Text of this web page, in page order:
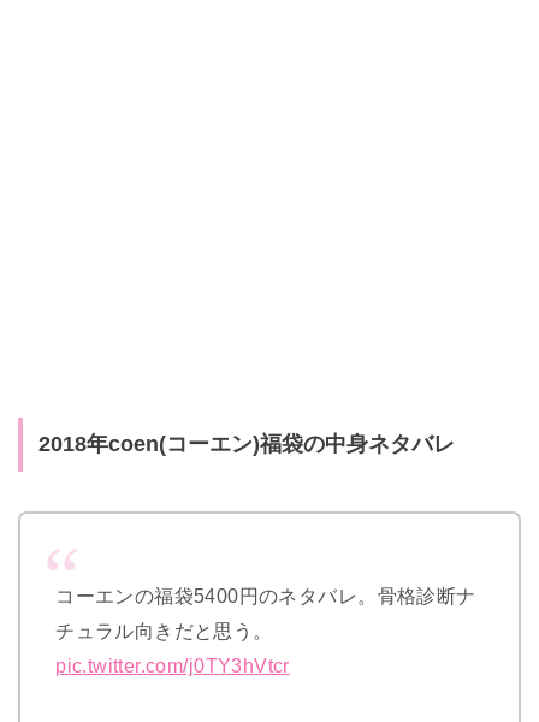
2018年coen(コーエン)福袋の中身ネタバレ
コーエンの福袋5400円のネタバレ。骨格診断ナ
チュラル向きだと思う。
pic.twitter.com/j0TY3hVtcr